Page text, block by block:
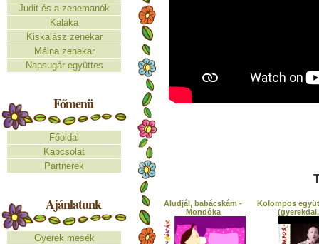
Judit és a zenemanók
Kaláka
Kiskalász zenekar
Málna zenekar
Napsugár együttes
Főmenü
Főoldal
Kapcsolat
Partnerek
Ajánlatunk
Gyerek mesék
Aludjál, babácskám -
Mondóka
Kolompos